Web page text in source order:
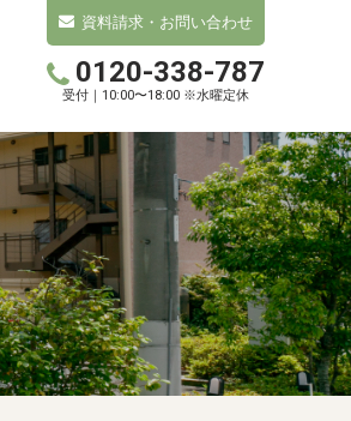
資料請求・お問い合わせ
0120-338-787
受付｜10:00〜18:00 ※水曜定休